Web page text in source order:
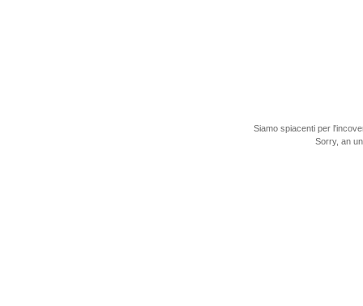
Siamo spiacenti per
Sorry, an